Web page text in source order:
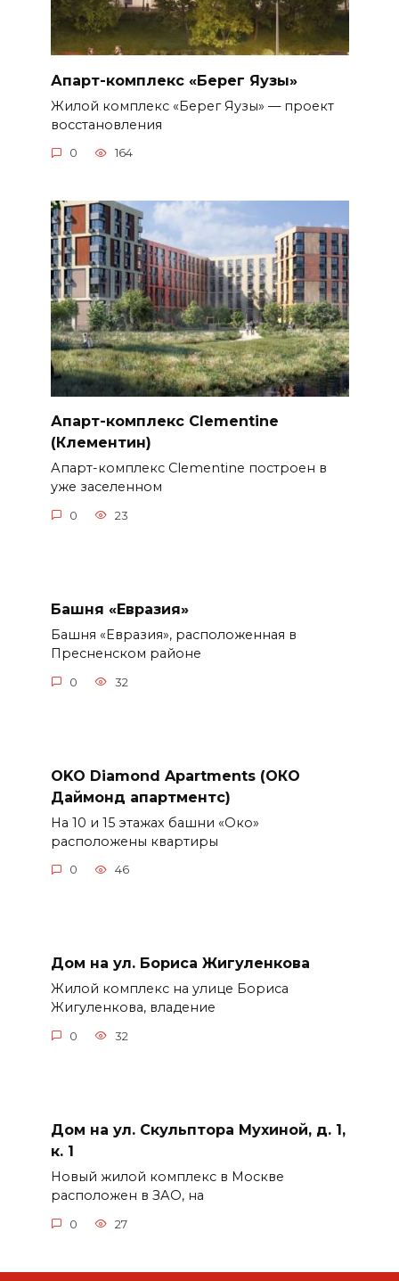
Апарт-комплекс «Берег Яузы»
Жилой комплекс «Берег Яузы» — проект
восстановления
0 164
Апарт-комплекс Clementine
(Клементин)
Апарт-комплекс Clementine построен в
уже заселенном
0 23
Башня «Евразия»
Башня «Евразия», расположенная в
Пресненском районе
0 32
OKO Diamond Apartments (ОКО
Даймонд апартментс)
На 10 и 15 этажах башни «Око»
расположены квартиры
0 46
Дом на ул. Бориса Жигуленкова
Жилой комплекс на улице Бориса
Жигуленкова, владение
0 32
Дом на ул. Скульптора Мухиной, д. 1,
к. 1
Новый жилой комплекс в Москве
расположен в ЗАО, на
0 27